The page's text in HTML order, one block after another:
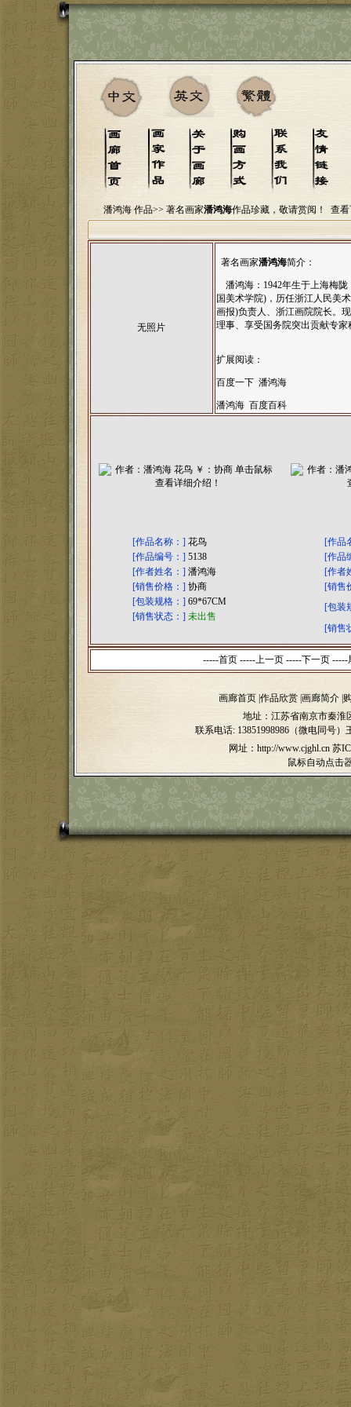
潘鸿海 作品>> 著名画家潘鸿海作品珍藏，敬请赏阅！ 查
无照片
著名画家潘鸿海简介：
潘鸿海：1942年生于上海梅陇
国美术学院)，历任浙江人民美
画报)负责人、浙江画院院长。
理事、享受国务院突出贡献专家
扩展阅读：
百度一下 潘鸿海
潘鸿海 百度百科
[作品名称：] 花鸟
[作品编号：] 5138
[作者姓名：] 潘鸿海
[销售价格：] 协商
[包装规格：] 69*67CM
[销售状态：] 未出售
[作品
[作品
[作者
[销售
[包装
[销售
-----首页 -----上一页 -----下一页 -----
画廊首页 作品欣赏 画廊简介
地址：江苏省南京市秦淮
联系电话: 13851998986（微电同号）
网址：http://www.cjghl.cn 苏
鼠标自动点击